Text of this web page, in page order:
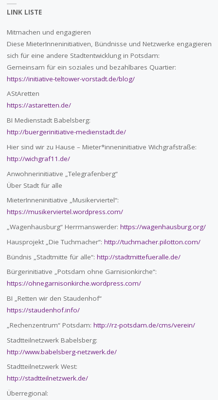
LINK LISTE
Mitmachen und engagieren
Diese MieterInneninitiativen, Bündnisse und Netzwerke engagieren
sich für eine andere Stadtentwicklung in Potsdam:
Gemeinsam für ein soziales und bezahlbares Quartier:
https://initiative-teltower-vorstadt.de/blog/
AStAretten
https://astaretten.de/
BI Medienstadt Babelsberg:
http://buergerinitiative-medienstadt.de/
Hier sind wir zu Hause – Mieter*inneninitiative Wichgrafstraße:
http://wichgraf11.de/
Anwohnerinitiative „Telegrafenberg“
Über Stadt für alle
MieterInneninitiative „Musikerviertel“:
https://musikerviertel.wordpress.com/
„Wagenhausburg“ Herrmanswerder: https://wagenhausburg.org/
Hausprojekt „Die Tuchmacher“: http://tuchmacher.pilotton.com/
Bündnis „Stadtmitte für alle“: http://stadtmittefueralle.de/
Bürgerinitiative „Potsdam ohne Garnisionkirche“:
https://ohnegarnisonkirche.wordpress.com/
BI „Retten wir den Staudenhof“
https://staudenhof.info/
„Rechenzentrum“ Potsdam: http://rz-potsdam.de/cms/verein/
Stadtteilnetzwerk Babelsberg:
http://www.babelsberg-netzwerk.de/
Stadtteilnetzwerk West:
http://stadtteilnetzwerk.de/
Überregional: